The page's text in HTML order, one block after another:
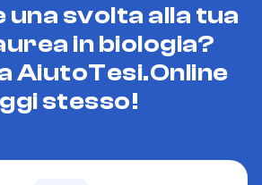
una svolta alla tua
in biologia?
AiutoTesi.Online
stesso!